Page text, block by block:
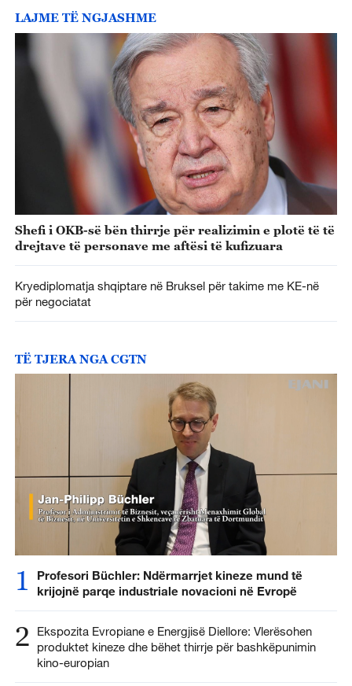
LAJME TË NGJASHME
Shefi i OKB-së bën thirrje për realizimin e plotë të të
drejtave të personave me aftësi të kufizuara
Kryediplomatja shqiptare në Bruksel për takime me KE-në
për negociatat
TË TJERA NGA CGTN
1
Profesori Büchler: Ndërmarrjet kineze mund të
krijojnë parqe industriale novacioni në Evropë
2
Ekspozita Evropiane e Energjisë Diellore: Vlerësohen
produktet kineze dhe bëhet thirrje për bashkëpunimin
kino-europian